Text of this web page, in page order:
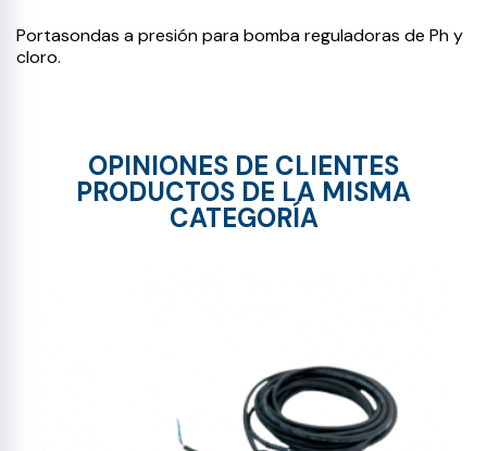
Portasondas a presión para bomba reguladoras de Ph y
cloro.
OPINIONES DE CLIENTES
PRODUCTOS DE LA MISMA
CATEGORÍA